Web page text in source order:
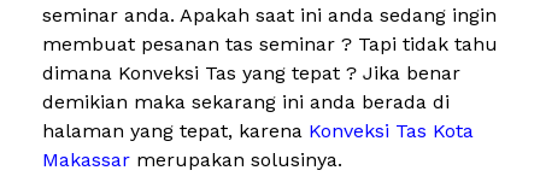
seminar anda. Apakah saat ini anda sedang ingin
membuat pesanan tas seminar ? Tapi tidak tahu
dimana Konveksi Tas yang tepat ? Jika benar
demikian maka sekarang ini anda berada di
halaman yang tepat, karena Konveksi Tas Kota
Makassar merupakan solusinya.